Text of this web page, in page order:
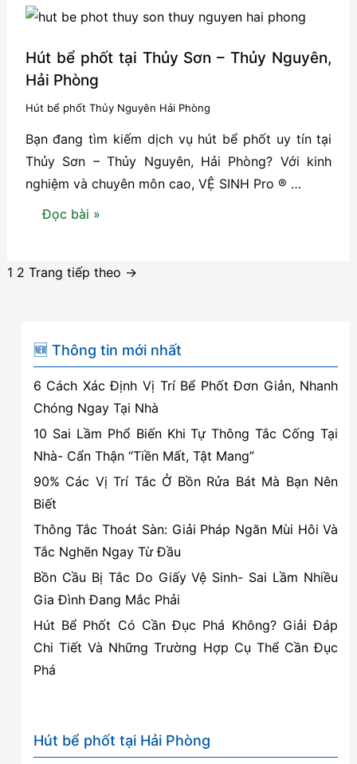
Gia
–
Thủy
Phòng
Hút bể phốt tại Thủy Sơn – Thủy Nguyên,
Hải Phòng
Hút bể phốt Thủy Nguyên Hải Phòng
Bạn đang tìm kiếm dịch vụ hút bể phốt uy tín tại
Thủy Sơn – Thủy Nguyên, Hải Phòng? Với kinh
nghiệm và chuyên môn cao, VỆ SINH Pro ® …
Hút
tại
–
Thủy
Nguyên,
Hải
Phòng
Đọc bài »
Phân
1 2 Trang tiếp theo →
🆕 Thông tin mới nhất
6 Cách Xác Định Vị Trí Bể Phốt Đơn Giản, Nhanh
Chóng Ngay Tại Nhà
10 Sai Lầm Phổ Biến Khi Tự Thông Tắc Cống Tại
Nhà- Cẩn Thận “Tiền Mất, Tật Mang”
90% Các Vị Trí Tắc Ở Bồn Rửa Bát Mà Bạn Nên
Biết
Thông Tắc Thoát Sàn: Giải Pháp Ngăn Mùi Hôi Và
Tắc Nghẽn Ngay Từ Đầu
Bồn Cầu Bị Tắc Do Giấy Vệ Sinh- Sai Lầm Nhiều
Gia Đình Đang Mắc Phải
Hút Bể Phốt Có Cần Đục Phá Không? Giải Đáp
Chi Tiết Và Những Trường Hợp Cụ Thể Cần Đục
Phá
Hút bể phốt tại Hải Phòng